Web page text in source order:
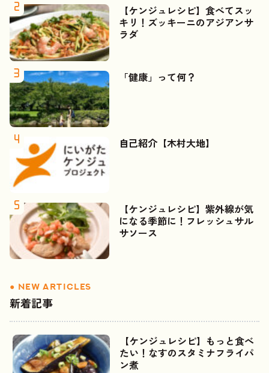
【ケンジュレシピ】食べてスッ
キリ！ズッキーニのアジアンサ
ラダ
「健康」って何？
自己紹介【木村大地】
【ケンジュレシピ】紫外線が気
になる季節に！フレッシュサル
サソース
新着記事
【ケンジュレシピ】もっと食べ
たい！なすのスタミナフライパ
ン煮